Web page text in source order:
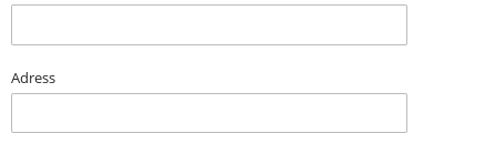
Adress